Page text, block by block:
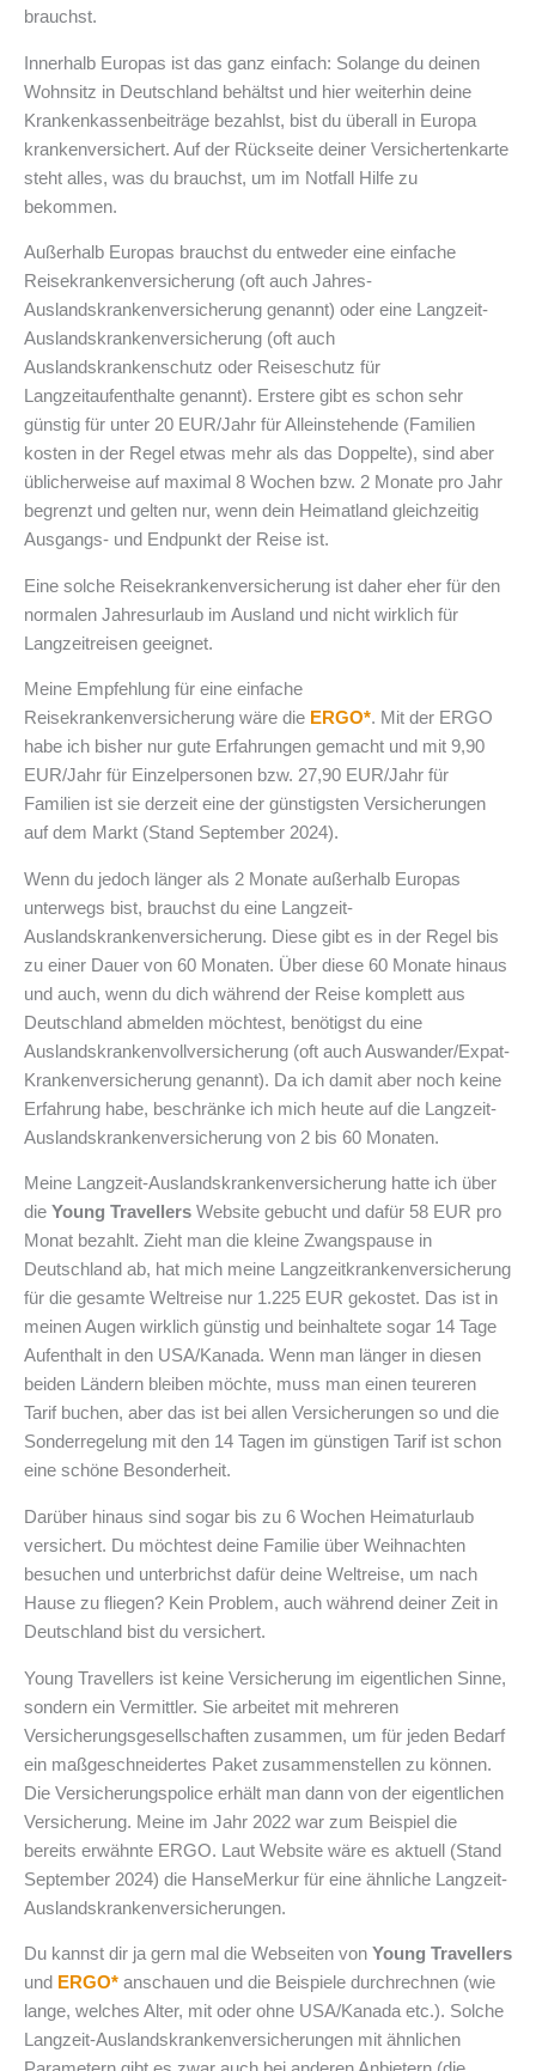
brauchst.
Innerhalb Europas ist das ganz einfach: Solange du deinen
Wohnsitz in Deutschland behältst und hier weiterhin deine
Krankenkassenbeiträge bezahlst, bist du überall in Europa
krankenversichert. Auf der Rückseite deiner Versichertenkarte
steht alles, was du brauchst, um im Notfall Hilfe zu
bekommen.
Außerhalb Europas brauchst du entweder eine einfache
Reisekrankenversicherung (oft auch Jahres-
Auslandskrankenversicherung genannt) oder eine Langzeit-
Auslandskrankenversicherung (oft auch
Auslandskrankenschutz oder Reiseschutz für
Langzeitaufenthalte genannt). Erstere gibt es schon sehr
günstig für unter 20 EUR/Jahr für Alleinstehende (Familien
kosten in der Regel etwas mehr als das Doppelte), sind aber
üblicherweise auf maximal 8 Wochen bzw. 2 Monate pro Jahr
begrenzt und gelten nur, wenn dein Heimatland gleichzeitig
Ausgangs- und Endpunkt der Reise ist.
Eine solche Reisekrankenversicherung ist daher eher für den
normalen Jahresurlaub im Ausland und nicht wirklich für
Langzeitreisen geeignet.
Meine Empfehlung für eine einfache
Reisekrankenversicherung wäre die ERGO*. Mit der ERGO
habe ich bisher nur gute Erfahrungen gemacht und mit 9,90
EUR/Jahr für Einzelpersonen bzw. 27,90 EUR/Jahr für
Familien ist sie derzeit eine der günstigsten Versicherungen
auf dem Markt (Stand September 2024).
Wenn du jedoch länger als 2 Monate außerhalb Europas
unterwegs bist, brauchst du eine Langzeit-
Auslandskrankenversicherung. Diese gibt es in der Regel bis
zu einer Dauer von 60 Monaten. Über diese 60 Monate hinaus
und auch, wenn du dich während der Reise komplett aus
Deutschland abmelden möchtest, benötigst du eine
Auslandskrankenvollversicherung (oft auch Auswander/Expat-
Krankenversicherung genannt). Da ich damit aber noch keine
Erfahrung habe, beschränke ich mich heute auf die Langzeit-
Auslandskrankenversicherung von 2 bis 60 Monaten.
Meine Langzeit-Auslandskrankenversicherung hatte ich über
die Young Travellers Website gebucht und dafür 58 EUR pro
Monat bezahlt. Zieht man die kleine Zwangspause in
Deutschland ab, hat mich meine Langzeitkrankenversicherung
für die gesamte Weltreise nur 1.225 EUR gekostet. Das ist in
meinen Augen wirklich günstig und beinhaltete sogar 14 Tage
Aufenthalt in den USA/Kanada. Wenn man länger in diesen
beiden Ländern bleiben möchte, muss man einen teureren
Tarif buchen, aber das ist bei allen Versicherungen so und die
Sonderregelung mit den 14 Tagen im günstigen Tarif ist schon
eine schöne Besonderheit.
Darüber hinaus sind sogar bis zu 6 Wochen Heimaturlaub
versichert. Du möchtest deine Familie über Weihnachten
besuchen und unterbrichst dafür deine Weltreise, um nach
Hause zu fliegen? Kein Problem, auch während deiner Zeit in
Deutschland bist du versichert.
Young Travellers ist keine Versicherung im eigentlichen Sinne,
sondern ein Vermittler. Sie arbeitet mit mehreren
Versicherungsgesellschaften zusammen, um für jeden Bedarf
ein maßgeschneidertes Paket zusammenstellen zu können.
Die Versicherungspolice erhält man dann von der eigentlichen
Versicherung. Meine im Jahr 2022 war zum Beispiel die
bereits erwähnte ERGO. Laut Website wäre es aktuell (Stand
September 2024) die HanseMerkur für eine ähnliche Langzeit-
Auslandskrankenversicherungen.
Du kannst dir ja gern mal die Webseiten von Young Travellers
und ERGO* anschauen und die Beispiele durchrechnen (wie
lange, welches Alter, mit oder ohne USA/Kanada etc.). Solche
Langzeit-Auslandskrankenversicherungen mit ähnlichen